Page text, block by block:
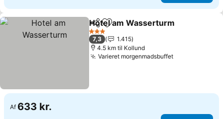
Del Føj til favoritter
Hotel am Wasserturm
3 Stjerner
7,3
1.415
4.5 km til Kollund
Varieret morgenmadsbuffet
Af 633 kr.